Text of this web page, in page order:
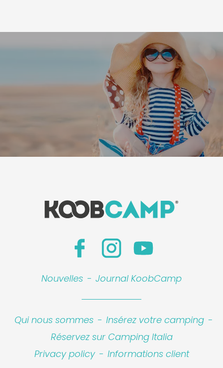
Nouvelles - Journal KoobCamp
Qui nous sommes - Insérez votre camping -
Réservez sur Camping Italia
Privacy policy - Informations client